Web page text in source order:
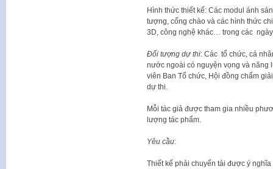
Hình thức thiết kế: Các modul ánh
tượng, cổng chào và các hình thức
3D, công nghệ khác… trong các
Đối tượng dự thi: Các tổ chức, cá
nước ngoài có nguyện vọng và năng
viên Ban Tổ chức, Hội đồng chấm
dự thi.
Mỗi tác giả được tham gia nhiều
lượng tác phẩm.
Yêu cầu:
Thiết kế phải chuyển tải được ý